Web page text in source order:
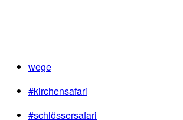
wege
#kirchensafari
#schlössersafari